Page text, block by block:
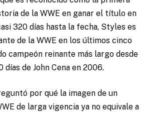
de la WWE en ganar el título en
320 días hasta la fecha, Styles es
de la WWE en los últimos cinco
campeón reinante más largo desde
días de John Cena en 2006.
por qué la imagen de un
de larga vigencia ya no equivale a